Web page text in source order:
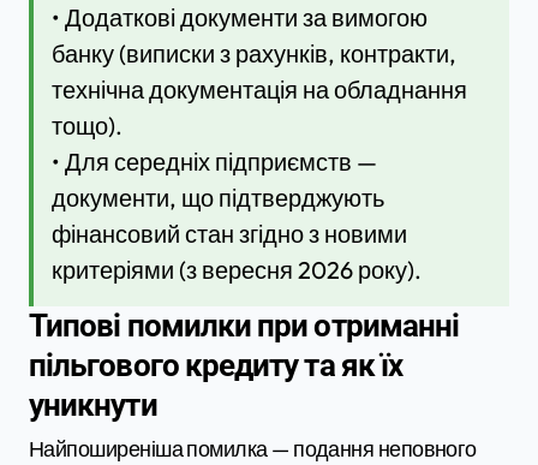
• Додаткові документи за вимогою
банку (виписки з рахунків, контракти,
технічна документація на обладнання
тощо).
• Для середніх підприємств —
документи, що підтверджують
фінансовий стан згідно з новими
критеріями (з вересня 2026 року).
Типові помилки при отриманні
пільгового кредиту та як їх
уникнути
Найпоширеніша помилка — подання неповного